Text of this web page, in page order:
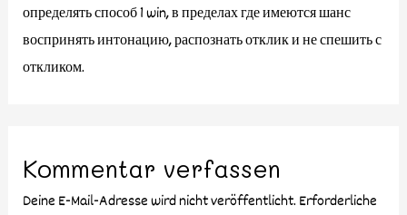
определять способ 1 win, в пределах где имеются шанс
воспринять интонацию, распознать отклик и не спешить с
откликом.
Kommentar verfassen
Deine E-Mail-Adresse wird nicht veröffentlicht.Erforderliche